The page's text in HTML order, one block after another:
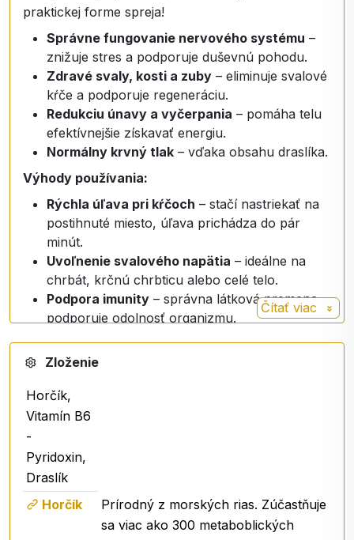
praktickej forme spreja!
Správne fungovanie nervového systému –
znižuje stres a podporuje duševnú pohodu.
Zdravé svaly, kosti a zuby – eliminuje svalové
kŕče a podporuje regeneráciu.
Redukciu únavy a vyčerpania – pomáha telu
efektívnejšie získavať energiu.
Normálny krvný tlak – vďaka obsahu draslíka.
Výhody používania:
Rýchla úľava pri kŕčoch – stačí nastriekať na
postihnuté miesto, úľava prichádza do pár
minút.
Uvoľnenie svalového napätia – ideálne na
chrbát, krčnú chrbticu alebo celé telo.
Podpora imunity – správna látková premena
podporuje odolnosť organizmu.
Praktické použitie:
Lokálne pri svalových kŕčoch, bolesti chrbta
alebo únave,
Na každodennú podporu fyzického a
Dávkovanie
dospelí 12 streknutí denne, alebo podľa potreby
deti 4 streky denne
Obsah v dennej dávke
Čítať viac
Zloženie
Horčík,
Vitamín B6
-
Pyridoxin,
Draslík
Horčík
Prírodný z morských rias. Zúčastňuje
sa viac ako 300 metaboblických